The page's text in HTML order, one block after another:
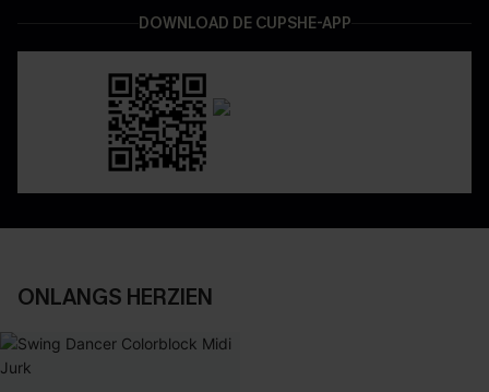
DOWNLOAD DE CUPSHE-APP
ONLANGS HERZIEN